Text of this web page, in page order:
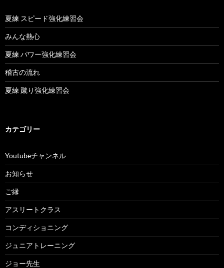
夏練 スピード強化練習会
みんな熱心
夏練 パワー強化練習会
稽古の流れ
夏練 蹴り強化練習会
カテゴリー
Youtubeチャンネル
お知らせ
ご縁
アスリートクラス
コンディショニング
ジュニアトレーニング
ジョー先生